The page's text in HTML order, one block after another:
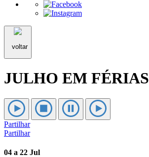
voltar
JULHO EM FÉRIAS
Partilhar
Partilhar
04 a 22 Jul